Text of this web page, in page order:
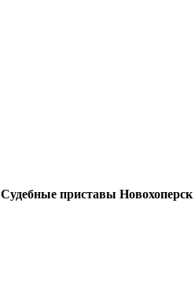
Судебные приставы Новохоперск